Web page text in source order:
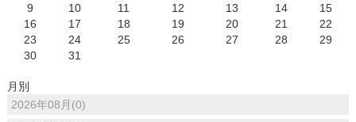
9
10 11 12 13 14
15
16
17 18 19 20 21
22
23
24 25 26 27 28
29
30
31
月別
2026年08月(0)